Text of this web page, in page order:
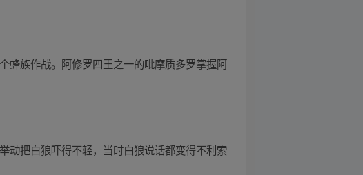
蜂族作战。阿修罗四王之一的毗摩质多罗掌握阿
动把白狼吓得不轻，当时白狼说话都变得不利索